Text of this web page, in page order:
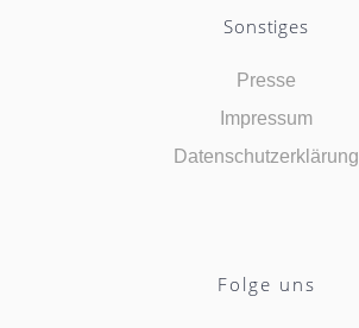
Sonstiges
Presse
Impressum
Datenschutzerklärung
Folge uns